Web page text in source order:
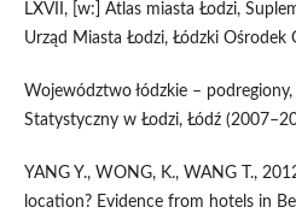
LXVII, [w:] Atlas miasta Łodzi,
Urząd Miasta Łodzi, Łódzki Ośrodek
Województwo łódzkie –
Statystyczny w Łodzi, Łódź
YANG Y., WONG, K., WANG T.,
location? Evidence from hotels in